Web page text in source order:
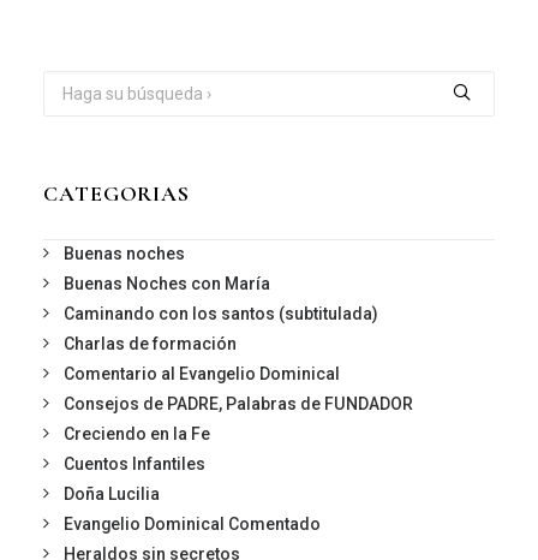
CATEGORIAS
Buenas noches
Buenas Noches con María
Caminando con los santos (subtitulada)
Charlas de formación
Comentario al Evangelio Dominical
Consejos de PADRE, Palabras de FUNDADOR
Creciendo en la Fe
Cuentos Infantiles
Doña Lucilia
Evangelio Dominical Comentado
Heraldos sin secretos